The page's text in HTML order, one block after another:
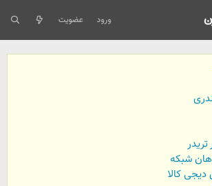
ورود عضویت
کالا